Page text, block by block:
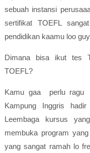
sebuah instansi
sertifikat TOEFL
pendidikan kaamu loo
Dimana bisa ikut tes
TOEFL?
Kamu gaa perlu ragu
Kampung Inggris
Leembaga kursus
membuka program
yang sangat ramah lo